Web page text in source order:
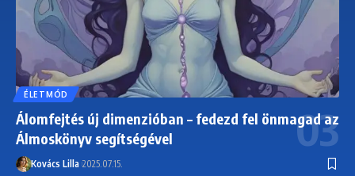
ÉLETMÓD
Álomfejtés új dimenzióban – fedezd fel önmagad az
Álmoskönyv segítségével
Kovács Lilla 2025.07.15.